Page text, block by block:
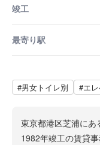
竣工
最寄り駅
#男女トイレ別 #エ
東京都港区芝浦に
1982年竣工の賃貸